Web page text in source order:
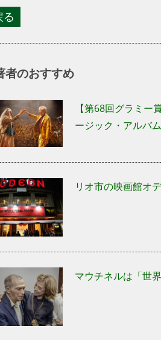
者のおすすめ
【第68回グラミ
ージック・アルバ
リオ市の映画館オ
マウチネルは「世